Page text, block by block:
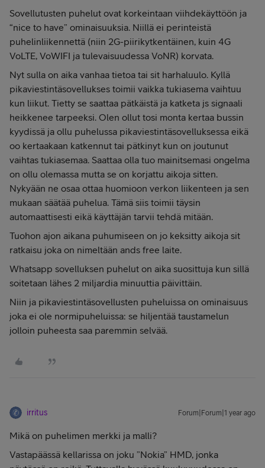
Sovellutusten puhelut ovat korkeintaan viihdekäyttöön ja
“nice to have” ominaisuuksia. Niillä ei perinteistä
puhelinliikennettä (niin 2G-piirikytkentäinen, kuin 4G
VoLTE, VoWIFI ja tulevaisuudessa VoNR) korvata.
Nyt sulla on aika vanhaa tietoa tai sit harhaluulo. Kyllä
pikaviestintäsovellukses toimii vaikka tukiasema vaihtuu
kun liikut. Tietty se saattaa pätkäistä ja katketa js signaali
heikkenee tarpeeksi. Olen ollut tosi monta kertaa bussin
kyydissä ja ollu puhelussa pikaviestintäsovelluksessa eikä
oo kertaakaan katkennut tai pätkinyt kun on joutunut
vaihtas tukiasemaa. Saattaa olla tuo mainitsemasi ongelma
on ollu olemassa mutta se on korjattu aikoja sitten.
Nykyään ne osaa ottaa huomioon verkon liikenteen ja sen
mukaan säätää puhelua. Tämä siis toimii täysin
automaattisesti eikä käyttäjän tarvii tehdä mitään.
Tuohon ajon aikana puhumiseen on jo keksitty aikoja sit
ratkaisu joka on nimeltään ands free laite.
Whatsapp sovelluksen puhelut on aika suosittuja kun sillä
soitetaan lähes 2 miljardia minuuttia päivittäin.
Niin ja pikaviestintäsovellusten puheluissa on ominaisuus
joka ei ole normipuheluissa: se hiljentää taustamelun
jolloin puheesta saa paremmin selvää.
irritus Forum|Forum|1 year ago
Mikä on puhelimen merkki ja malli?
Vastapäässä kellarissa on joku ”Nokia” HMD, jonka